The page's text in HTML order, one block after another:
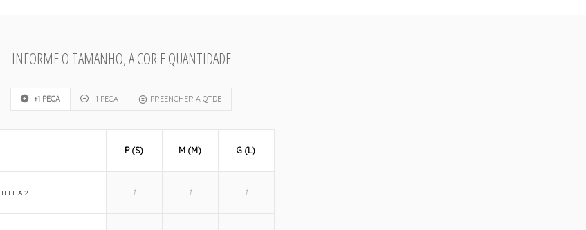
INFORME O TAMANHO, A COR E QUANTIDADE
+1 PEÇA -1 PEÇA PREENCHER A QTDE
TELHA 2
P (S) M (M) G (L)